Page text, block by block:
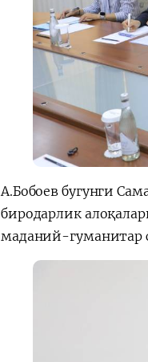
А.Бобоев бугунги
биродарлик
маданий-гуманитар